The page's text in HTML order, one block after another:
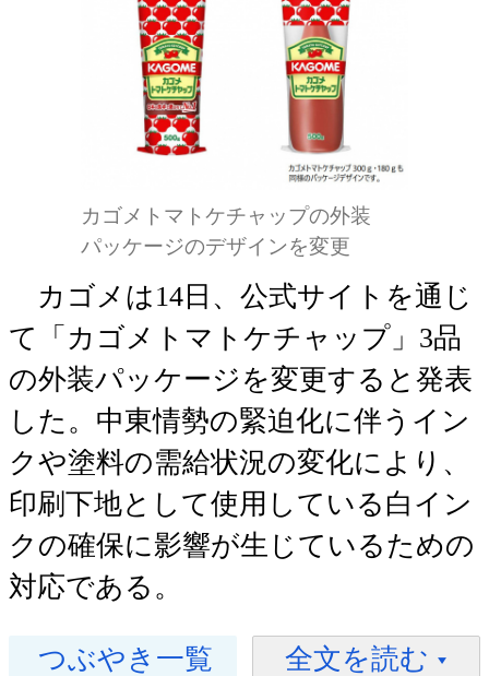
カゴメトマトケチャップの外装
パッケージのデザインを変更
カゴメは14日、公式サイトを通じ
て「カゴメトマトケチャップ」3品
の外装パッケージを変更すると発表
した。中東情勢の緊迫化に伴うイン
クや塗料の需給状況の変化により、
印刷下地として使用している白イン
クの確保に影響が生じているための
対応である。
つぶやき一覧
全文を読む